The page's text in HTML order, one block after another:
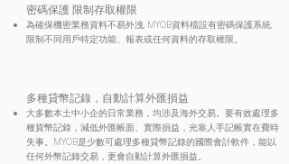
密碼保護 限制存取權限
為確保機密業務資料不易外洩, MYOB資料檔設有密碼保護系統,
限制不同用戶特定功能、報表或任何資料的存取權限。
多種貸幣記錄，自動計算外匯損益
大多數本土中小企的日常業務，均涉及海外交易。要有效處理多
種貨幣記錄，減低外匯帳面、實際損益，光靠人手記帳實在費時
失事。MYOB是少數可處理多種貸幣記錄的國際會計軟件，能以
任何外幣記錄交易，更會自動計算外匯損益。